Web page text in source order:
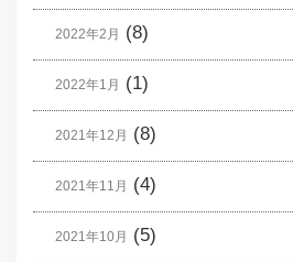
2022年2月 (8)
2022年1月 (1)
2021年12月 (8)
2021年11月 (4)
2021年10月 (5)